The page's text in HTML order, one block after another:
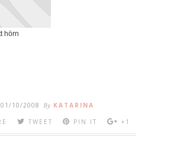
hörn
01/10/2008 By KATARINA
TWEET PIN IT +1